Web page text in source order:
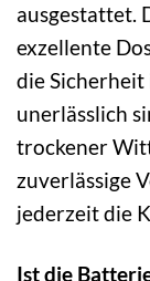
ausgestattet.
exzellente
die Sicherheit
unerlässlich
trockener
zuverlässige
jederzeit die
Ist die